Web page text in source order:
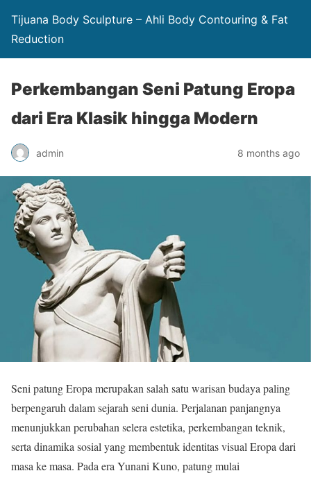
Tijuana Body Sculpture – Ahli Body Contouring & Fat
Reduction
Perkembangan Seni Patung Eropa
dari Era Klasik hingga Modern
admin 8 months ago
Seni patung Eropa merupakan salah satu warisan budaya paling
berpengaruh dalam sejarah seni dunia. Perjalanan panjangnya
menunjukkan perubahan selera estetika, perkembangan teknik,
serta dinamika sosial yang membentuk identitas visual Eropa dari
masa ke masa. Pada era Yunani Kuno, patung mulai